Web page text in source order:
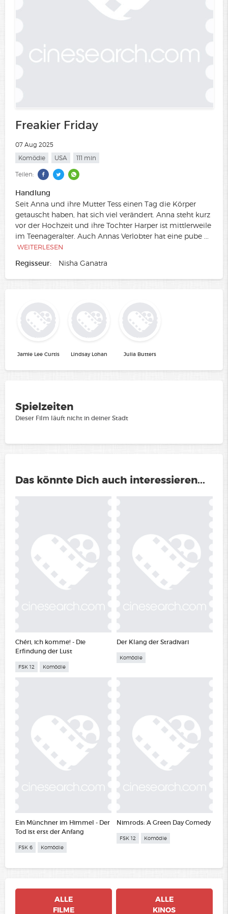
Freakier Friday
07 Aug 2025
Komödie
USA 111 min
Teilen:
Handlung
Seit Anna und ihre Mutter Tess einen Tag die Körper
getauscht haben, hat sich viel verändert. Anna steht kurz
vor der Hochzeit und ihre Tochter Harper ist mittlerweile
im Teenageralter. Auch Annas Verlobter hat eine pube
WEITERLESEN
Regisseur: Nisha Ganatra
Jamie Lee Curtis Lindsay Lohan Julia Butters
Spielzeiten
Dieser Film läuft nicht in deiner Stadt
Das könnte Dich auch interessieren...
Chéri, ich komme! - Die
Erfindung der Lust
FSK 12 Komödie
Der Klang der Stradivari
Komödie
Ein Münchner im Himmel - Der
Tod ist erst der Anfang
FSK 6 Komödie
Nimrods: A Green Day Comedy
FSK 12 Komödie
ALLE
FILME
ALLE
KINOS